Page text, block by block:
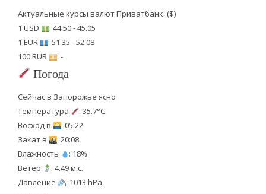
Актуальные курсы валют Приватбанк: ($)
1 USD
: 44.50 - 45.05
1 EUR
: 51.35 - 52.08
100 RUR
: -
Погода
Сейчас в Запорожье ясно
Температура
: 35.7°C
Восход в
: 05:22
Закат в
: 20:08
Влажность
: 18%
Ветер
: 4.49 м.с.
Давление
: 1013 hPa